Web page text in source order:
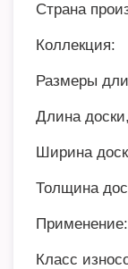
Страна
Коллекция:
Размеры
Длина
Ширина
Толщина
Применение:
Класс